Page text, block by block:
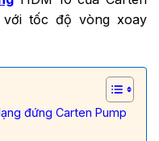
tốc độ vòng xoay
đứng Carten Pump